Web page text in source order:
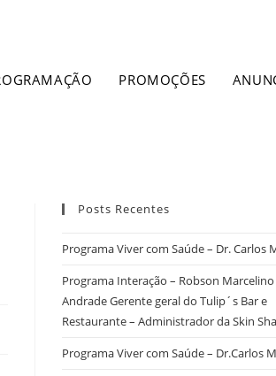
PROMOÇÕES
Posts Recentes
Programa Viver com Saúde – Dr. Carlos
Programa Interação – Robson
Andrade Gerente geral do Tulip´s Bar e
Restaurante – Administrador da Skin
Programa Viver com Saúde – Dr.Carlos